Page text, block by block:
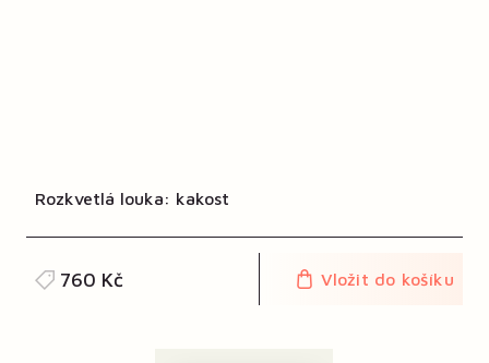
Rozkvetlá louka: kakost
760 Kč Vložit do košíku